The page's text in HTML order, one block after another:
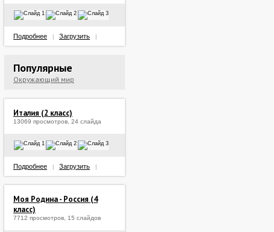
Подробнее Загрузить
Популярные
Окружающий мир
Италия (2 класс)
13069 просмотров, 24 слайда
Подробнее Загрузить
Моя Родина - Россия (4
класс)
7712 просмотров, 15 слайдов